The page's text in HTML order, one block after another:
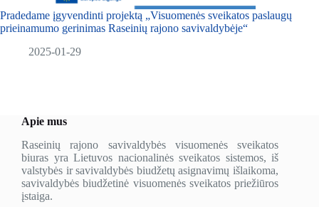
Pradedame įgyvendinti projektą „Visuomenės sveikatos paslaugų
prieinamumo gerinimas Raseinių rajono savivaldybėje“
2025-01-29
Apie mus
Raseinių rajono savivaldybės visuomenės sveikatos
biuras yra Lietuvos nacionalinės sveikatos sistemos, iš
valstybės ir savivaldybės biudžetų asignavimų išlaikoma,
savivaldybės biudžetinė visuomenės sveikatos priežiūros
įstaiga.